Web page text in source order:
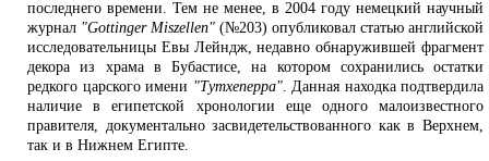
последнего времени. Тем не менее, в 2004 году немецкий научный
журнал "Gottinger Miszellen" (№203) опубликовал статью английской
исследовательницы Евы Лейндж, недавно обнаружившей фрагмент
декора из храма в Бубастисе, на котором сохранились остатки
редкого царского имени "Тутхеперра". Данная находка подтвердила
наличие в египетской хронологии еще одного малоизвестного
правителя, документально засвидетельствованного как в Верхнем,
так и в Нижнем Египте.